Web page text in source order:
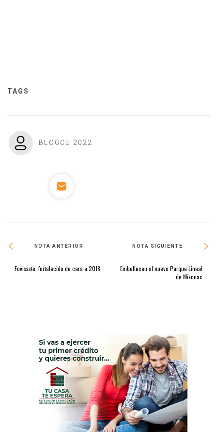
TAGS
BLOGCU 2022
NOTA ANTERIOR
Fovissste, fortalecido de cara a 2018
NOTA SIGUIENTE
Embellecen al nuevo Parque Lineal
de Mixcoac